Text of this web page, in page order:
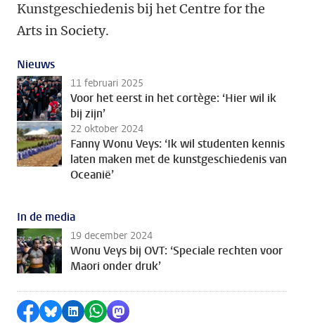
Kunstgeschiedenis bij het Centre for the
Arts in Society.
Nieuws
11 februari 2025
Voor het eerst in het cortège: ‘Hier wil ik
bij zijn’
22 oktober 2024
Fanny Wonu Veys: ‘Ik wil studenten kennis
laten maken met de kunstgeschiedenis van
Oceanië’
In de media
19 december 2024
Wonu Veys bij OVT: ‘Speciale rechten voor
Maori onder druk’
Delen op Facebook
Delen via Bluesky
Delen op LinkedIn
Delen via WhatsApp
Delen via Mastodon